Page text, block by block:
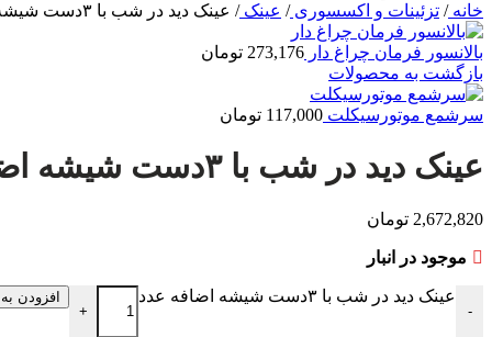
خانه/ تزئینات و اکسسوری/ عینک/ عینک دید در شب با ۳دست شیشه اضافه
بالانسور فرمان چراغ دار 273,176 تومان
بازگشت به محصولات
سرشمع موتورسیکلت 117,000 تومان
عینک دید در شب با ۳دست شیشه اضافه
2,672,820 تومان
موجود در انبار
-
عینک دید در شب با ۳دست شیشه اضافه عدد
+
افزودن